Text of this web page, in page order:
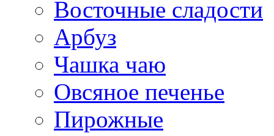
Восточные сладости
Арбуз
Чашка чаю
Овсяное печенье
Пирожные